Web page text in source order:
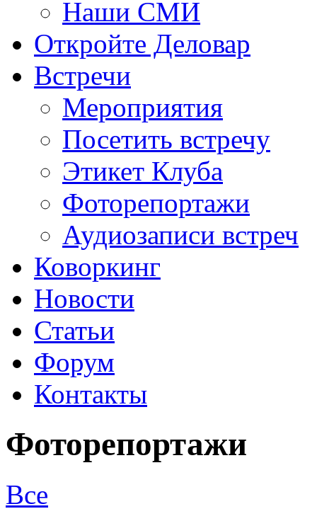
Наши СМИ
Откройте Деловар
Встречи
Мероприятия
Посетить встречу
Этикет Клуба
Фоторепортажи
Аудиозаписи встреч
Коворкинг
Новости
Статьи
Форум
Контакты
Фоторепортажи
Все